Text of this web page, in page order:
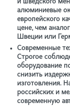
и шведского
алюминиевые
европейского
цене, чем
Швеции или
Современные
Строгое
оборудование
снизить
изготовления.
российских и
современную